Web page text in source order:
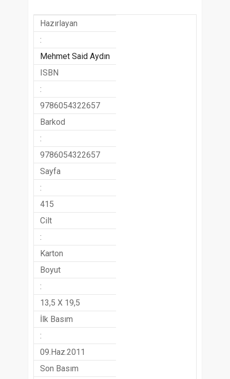
Hazırlayan
:
Mehmet Said Aydın
ISBN
:
9786054322657
Barkod
:
9786054322657
Sayfa
:
415
Cilt
:
Karton
Boyut
:
13,5 X 19,5
İlk Basım
:
09.Haz.2011
Son Basım